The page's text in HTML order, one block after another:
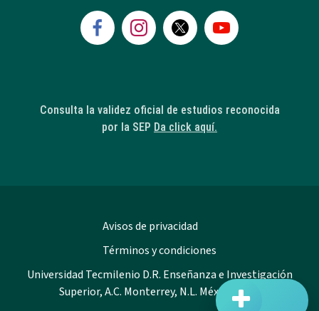
Consulta la validez oficial de estudios reconocida
por la SEP Da click aquí.
Avisos de privacidad
Términos y condiciones
Universidad Tecmilenio D.R. Enseñanza e Investigación
Superior, A.C. Monterrey, N.L. México 2023.